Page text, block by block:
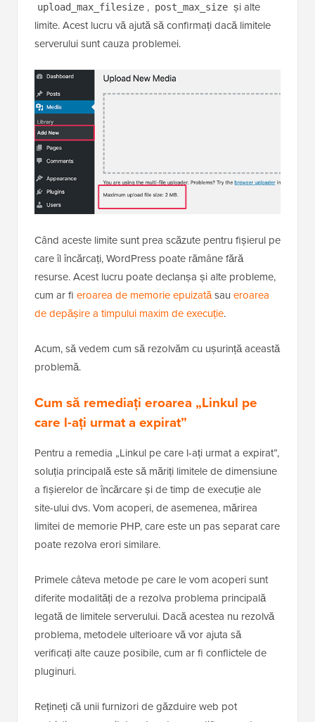
upload_max_filesize , post_max_size și alte
limite. Acest lucru vă ajută să confirmați dacă limitele
serverului sunt cauza problemei.
Când aceste limite sunt prea scăzute pentru fișierul pe
care îl încărcați, WordPress poate rămâne fără
resurse. Acest lucru poate declanșa și alte probleme,
cum ar fi eroarea de memorie epuizatăsau eroarea
de depășire a timpului maxim de execuție.
Acum, să vedem cum să rezolvăm cu ușurință această
problemă.
Cum să remediați eroarea „Linkul pe
care l-ați urmat a expirat”
Pentru a remedia „Linkul pe care l-ați urmat a expirat”,
soluția principală este să măriți limitele de dimensiune
a fișierelor de încărcare și de timp de execuție ale
site-ului dvs. Vom acoperi, de asemenea, mărirea
limitei de memorie PHP, care este un pas separat care
poate rezolva erori similare.
Primele câteva metode pe care le vom acoperi sunt
diferite modalități de a rezolva problema principală
legată de limitele serverului. Dacă acestea nu rezolvă
problema, metodele ulterioare vă vor ajuta să
verificați alte cauze posibile, cum ar fi conflictele de
pluginuri.
Rețineți că unii furnizori de găzduire web pot